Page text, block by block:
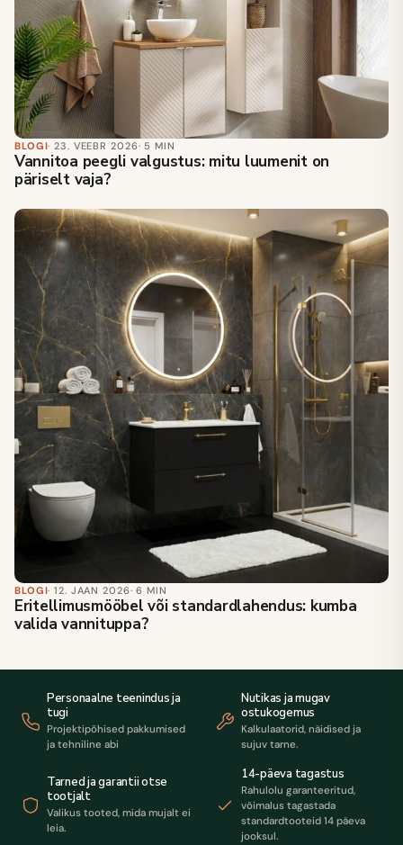
BLOGI· 23. VEEBR 2026· 5 MIN
Vannitoa peegli valgustus: mitu luumenit on
päriselt vaja?
BLOGI· 12. JAAN 2026· 6 MIN
Eritellimusmööbel või standardlahendus: kumba
valida vannituppa?
Personaalne teenindus ja
tugi
Projektipõhised pakkumised
ja tehniline abi
Nutikas ja mugav
ostukogemus
Kalkulaatorid, näidised ja
sujuv tarne.
Tarned ja garantii otse
tootjalt
Valikus tooted, mida mujalt ei
leia.
14-päeva tagastus
Rahulolu garanteeritud,
võimalus tagastada
standardtooteid 14 päeva
jooksul.